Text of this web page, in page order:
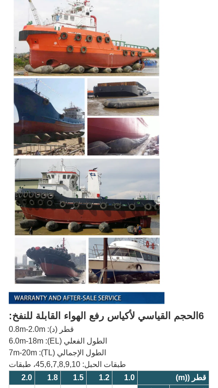
6الحجم القياسي لأكياس رفع الهواء القابلة للنفخ :
قطر (د): 0.8m-2.0m
الطول الفعلي (EL): 6.0m-18m
الطول الإجمالي (TL): 7m-20m
طبقات الحبل: 45,6,7,8,9,10، طبقات
قطر ((m)
1.0
1.2
1.5
1.8
2.0